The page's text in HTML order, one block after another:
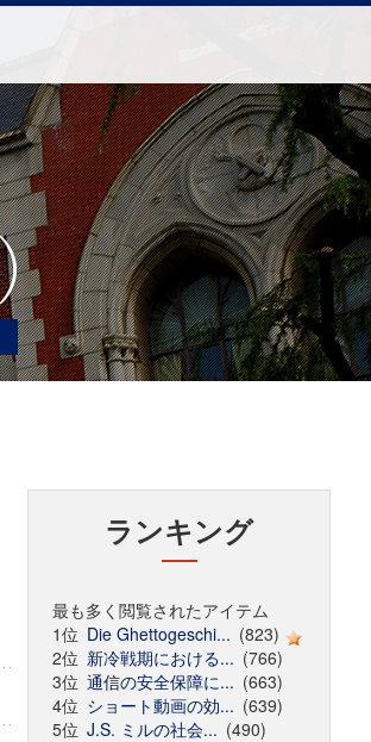
ランキング
最も多く閲覧されたアイテム
1位 Die Ghettogeschi... (823)
2位 新冷戦期における... (766)
3位 通信の安全保障に... (663)
4位 ショート動画の効... (639)
5位 J.S. ミルの社会... (490)